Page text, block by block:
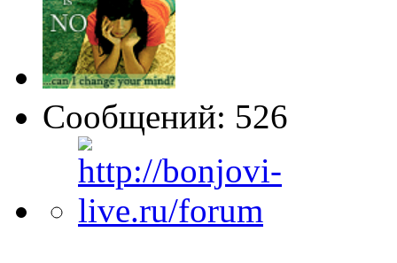
Сообщений: 526